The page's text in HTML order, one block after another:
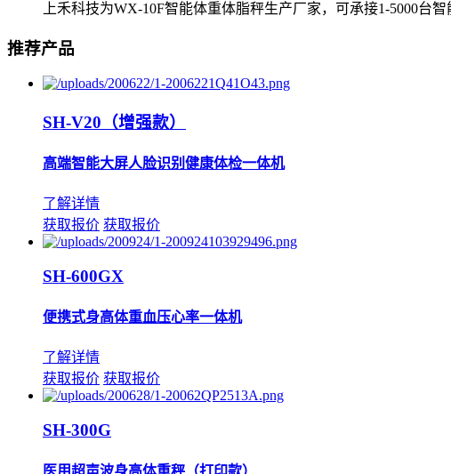
上禾科技为WX-10F智能体重体脂秤生产厂家，可承接1-5000台
推荐产品
SH-V20（增强款）
高端智能大屏人脸识别健康体检一体机
了解详情
获取报价 获取报价
SH-600GX
便携式身高体重血压心率一体机
了解详情
获取报价 获取报价
SH-300G